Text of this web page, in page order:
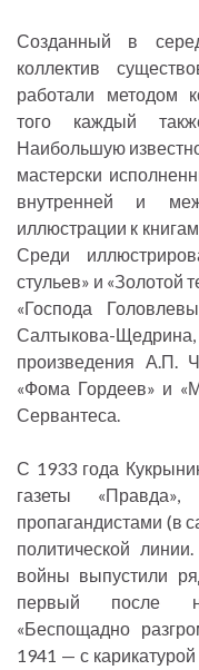
Созданный в
коллектив
работали методом
того каждый
Наибольшую
мастерски
внутренней и
иллюстрации к
Среди
стульев» и «Золотой
«Господа
Салтыкова-
произведения А.П.
«Фома Гордеев» и
Сервантеса.
С 1933 года
газеты
пропагандистами (в
политической
войны выпустили
первый после
«Беспощадно
1941 — с